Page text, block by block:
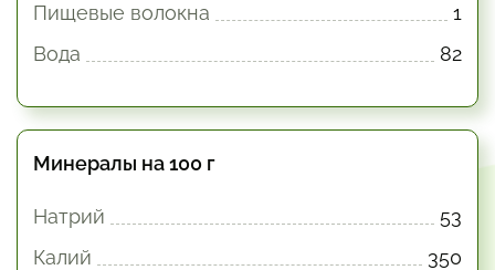
Пищевые волокна
1
Вода
82
Минералы на 100 г
Натрий
53
Калий
350